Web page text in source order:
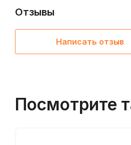
Отзывы
Написать отзыв
Посмотрите